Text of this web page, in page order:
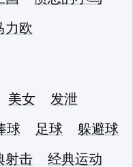
力欧
美女
发泄
球 足球
躲避球
射击
经典运动